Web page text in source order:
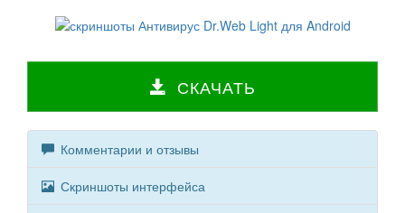
СКАЧАТЬ
Комментарии и отзывы
Скриншоты интерфейса